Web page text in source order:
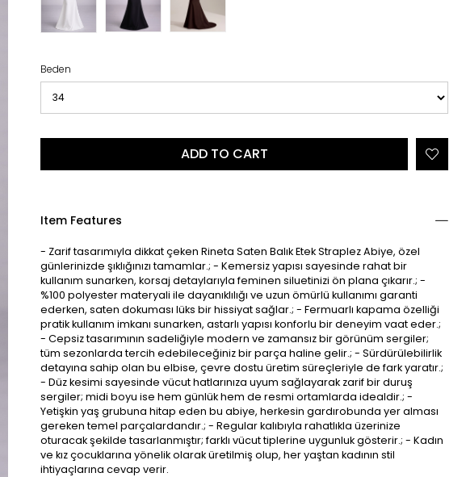
Beden
Item Features
- Zarif tasarımıyla dikkat çeken Rineta Saten Balık Etek Straplez Abiye, özel
günlerinizde şıklığınızı tamamlar.; - Kemersiz yapısı sayesinde rahat bir
kullanım sunarken, korsaj detaylarıyla feminen siluetinizi ön plana çıkarır.; -
%100 polyester materyali ile dayanıklılığı ve uzun ömürlü kullanımı garanti
ederken, saten dokuması lüks bir hissiyat sağlar.; - Fermuarlı kapama özelliği
pratik kullanım imkanı sunarken, astarlı yapısı konforlu bir deneyim vaat eder.;
- Cepsiz tasarımının sadeliğiyle modern ve zamansız bir görünüm sergiler;
tüm sezonlarda tercih edebileceğiniz bir parça haline gelir.; - Sürdürülebilirlik
detayına sahip olan bu elbise, çevre dostu üretim süreçleriyle de fark yaratır.;
- Düz kesimi sayesinde vücut hatlarınıza uyum sağlayarak zarif bir duruş
sergiler; midi boyu ise hem günlük hem de resmi ortamlarda idealdir.; -
Yetişkin yaş grubuna hitap eden bu abiye, herkesin gardırobunda yer alması
gereken temel parçalardandır.; - Regular kalıbıyla rahatlıkla üzerinize
oturacak şekilde tasarlanmıştır; farklı vücut tiplerine uygunluk gösterir.; - Kadın
ve kız çocuklarına yönelik olarak üretilmiş olup, her yaştan kadının stil
ihtiyaçlarına cevap verir.